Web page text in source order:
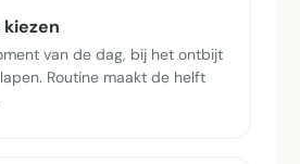
van de dag, bij het ontbijt
Routine maakt de helft